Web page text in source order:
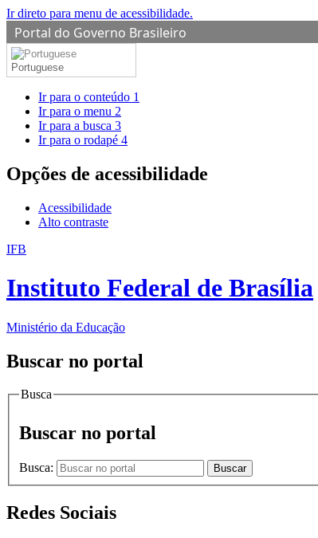
Ir direto para menu de acessibilidade.
Portal do Governo Brasileiro
Portuguese
Ir para o conteúdo 1
Ir para o menu 2
Ir para a busca 3
Ir para o rodapé 4
Opções de acessibilidade
Acessibilidade
Alto contraste
IFB
Instituto Federal de Brasília
Ministério da Educação
Buscar no portal
Busca
Buscar no portal
Busca: Buscar
Redes Sociais